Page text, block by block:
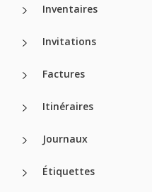
Inventaires
Invitations
Factures
Itinéraires
Journaux
Étiquettes